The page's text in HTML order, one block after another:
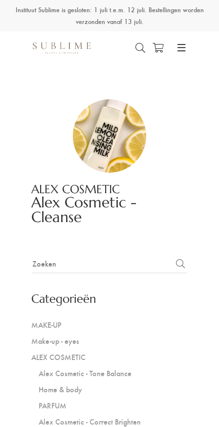
Instituut Sublime is gesloten: 1 juli t.e.m. 12 juli. Bestellingen worden
verzonden vanaf 13 juli.
ALEX COSMETIC
Alex Cosmetic -
Cleanse
Categorieën
MAKE-UP
Make-up - eyes
ALEX COSMETIC
Alex Cosmetic - Tone Balance
Home & body
PARFUM
Alex Cosmetic - Correct Brighten